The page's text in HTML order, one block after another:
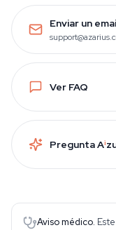
Enviar un
Ver FAQ
Pregunta Ai
Aviso médico.